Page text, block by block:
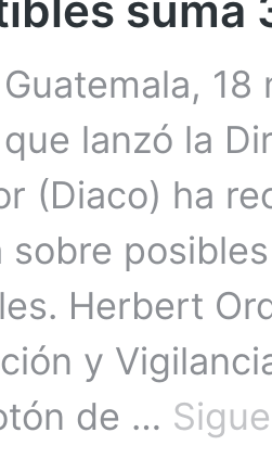
lanzó la
(Diaco) ha
sobre
Herbert
y
de …